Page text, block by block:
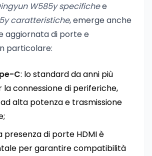
W585y specifichee
caratteristiche, emerge anche
aggiornata di porte e
particolare:
C: lo standard da anni più
la connessione di periferiche,
alta potenza e trasmissione
presenza di porte HDMI è
per garantire compatibilità